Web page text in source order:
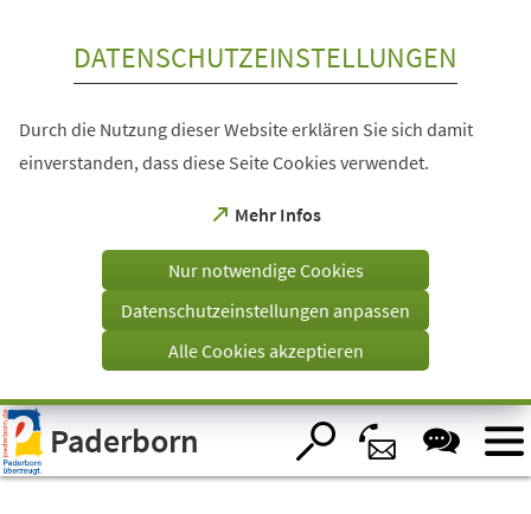
Visuelle
Assistenzsoftware
öffnen.
DATENSCHUTZEINSTELLUNGEN
Durch die Nutzung dieser Website erklären Sie sich damit
einverstanden, dass diese Seite Cookies verwendet.
Mehr Infos
(Öffnet
einem
Tab)
Nur notwendige Cookies
Datenschutzeinstellungen anpassen
Alle Cookies akzeptieren
Paderborn